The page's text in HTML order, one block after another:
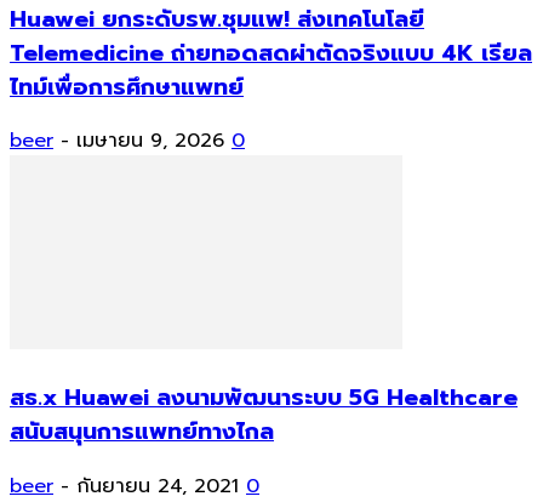
Huawei ยกระดับรพ.ชุมแพ! ส่งเทคโนโลยี
Telemedicine ถ่ายทอดสดผ่าตัดจริงแบบ 4K เรียล
ไทม์เพื่อการศึกษาแพทย์
beer - เมษายน 9, 2026 0
สธ.x Huawei ลงนามพัฒนาระบบ 5G Healthcare
สนับสนุนการแพทย์ทางไกล
beer - กันยายน 24, 2021 0